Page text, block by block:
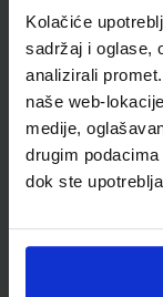
Kolačiće
sadržaj i oglase,
analizirali
naše web-
medije,
drugim
dok ste
ŠIFRA OMOTA:
Udžbenik
FIZIKA 7; zbirka